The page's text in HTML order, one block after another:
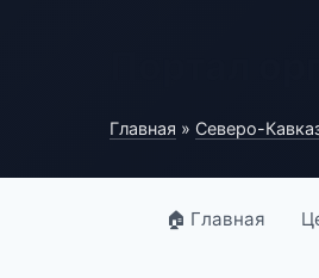
Главная » Северо-
🏠 Главная